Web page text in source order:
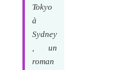
Tokyo
à
Sydney
, un
roman